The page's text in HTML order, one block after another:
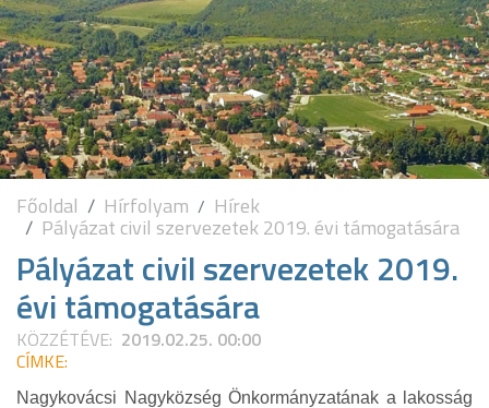
Főoldal Hírfolyam Hírek
Pályázat civil szervezetek 2019. évi támogatására
Pályázat civil szervezetek 2019.
évi támogatására
KÖZZÉTÉVE: 2019.02.25. 00:00
CÍMKE:
Nagykovácsi Nagyközség Önkormányzatának a lakosság